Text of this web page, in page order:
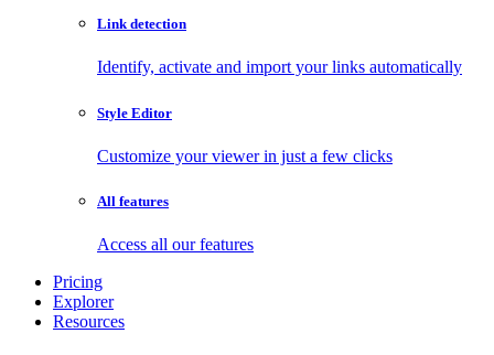
Link detection
Identify, activate and import your links automatically
Style Editor
Customize your viewer in just a few clicks
All features
Access all our features
Pricing
Explorer
Resources